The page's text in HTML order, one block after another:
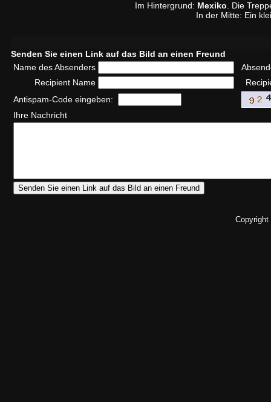
Im Hintergrund: Mexiko . Die
In der Mitte: Ein
Senden Sie einen Link auf das Bild an einen Freund
Name des Absenders
Recipient Name
Antispam-Code eingeben:
Ihre Nachricht